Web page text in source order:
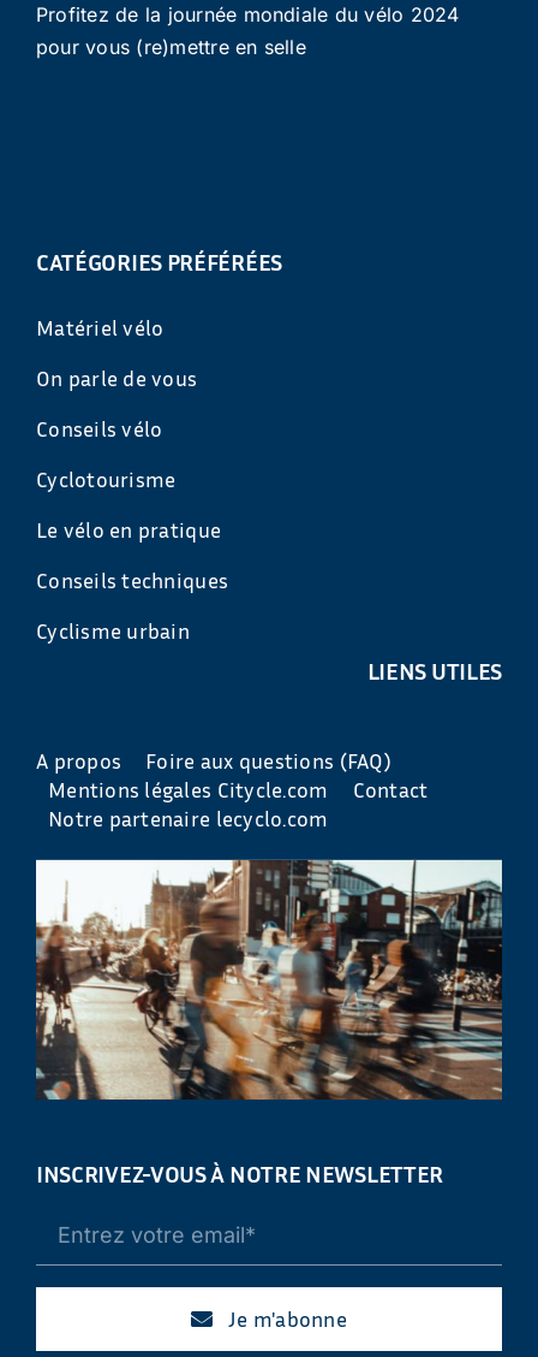
Profitez de la journée mondiale du vélo 2024
pour vous (re)mettre en selle
CATÉGORIES PRÉFÉRÉES
Matériel vélo
On parle de vous
Conseils vélo
Cyclotourisme
Le vélo en pratique
Conseils techniques
Cyclisme urbain
LIENS UTILES
A propos
Foire aux questions (FAQ)
Mentions légales Citycle.com
Contact
Notre partenaire lecyclo.com
INSCRIVEZ-VOUS À NOTRE NEWSLETTER
Je m'abonne